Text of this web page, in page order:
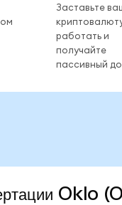
Заставьте
работать и
получайте
пассивный